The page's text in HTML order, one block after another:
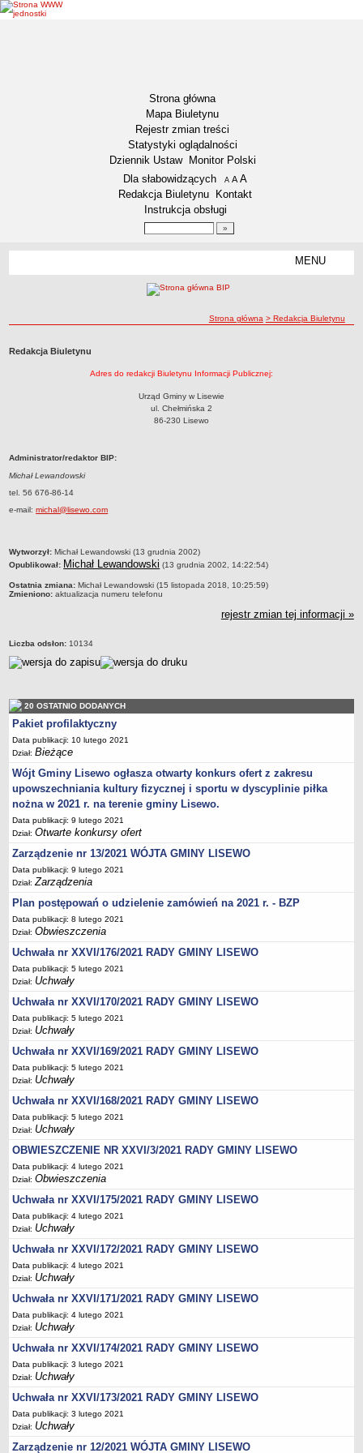
Strona główna
Mapa Biuletynu
Rejestr zmian treści
Statystyki oglądalności
Dziennik Ustaw
Monitor Polski
Menu dodatkowe
Dla słabowidzących A pomniejsz czcionkę
A standardowy rozmiar czcionki
A
Redakcja Biuletynu
Kontakt
Instrukcja obsługi
MENU
INFORMACJA DLA OSÓB NIESŁYSZĄCYCH
Obwieszczenia
Nabory na wolne stanowiska
Dane statystyczne
Strategia rozwoju
Związki i stowarzyszenia
Gminne Spółki
Gminna Komisja Rozwiązywania Problemów Alkoholowych
Raport o stanie Gminy
Rejestr instytucji kultury
Regulamin akcji konkursowej typu krzyżówka
URZĄD GMINY
Wójt
Urząd gminy
Zadania publiczne
Stan zatrudnienia
Ochrona danych osobowych
Klauzule informacyjne
RADA GMINY
Transmisja z obrad
Posiedzenia
Imienny wykaz głosowań radnych
Skład Rady
Projekty uchwał
Uchwały
Uchwały archiwum
Protokoły
Deklaracje
Ogłoszenia
Oświadczenia
Interpelacje
Wzory, druki
Wybory uzupełniające
GOSPODARKA ODPADAMI KOMUNALNYMI
Analiza stanu gospodarki odpadami komunalnymi
OŚWIATA
Sprawozdania
SPRAWY DO ZAŁATWIENIA
Rejestry, ewidencje i archiwa
Elektroniczna Skrzynka Podawcza
Udostępnianie informacji publicznej
Ewidencja ludności i dowody osobiste
Podatki
Zaświadczenia
Pomoc społeczna
Wsparcie dla rodzin z dziećmi
Centralna Ewidencja i Informacja o Działalności Gospodarczej
ścieżka nawigacji
Strona główna > Redakcja Biuletynu
Redakcja Biuletynu
Adres do redakcji Biuletynu Informacji Publicznej:
Urząd Gminy w Lisewie
ul. Chełmińska 2
86-230 Lisewo
Administrator/redaktor BIP:
Michał Lewandowski
tel. 56 676-86-14
e-mail:michal@lisewo.com
metryczka
Wytworzył: Michał Lewandowski (13 grudnia 2002)
Opublikował: Michał Lewandowski (13 grudnia 2002, 14:22:54)
Ostatnia zmiana: Michał Lewandowski (15 listopada 2018, 10:25:59)
Zmieniono: aktualizacja numeru telefonu
rejestr zmian tej informacji »
Liczba odsłon: 10134
20 OSTATNIO DODANYCH
Pakiet profilaktyczny
Data publikacji: 10 lutego 2021
Dział:Bieżące
Wójt Gminy Lisewo ogłasza otwarty konkurs ofert z zakresu
upowszechniania kultury fizycznej i sportu w dyscyplinie piłka
nożna w 2021 r. na terenie gminy Lisewo.
Data publikacji: 9 lutego 2021
Dział:Otwarte konkursy ofert
Zarządzenie nr 13/2021 WÓJTA GMINY LISEWO
Data publikacji: 9 lutego 2021
Dział:Zarządzenia
Plan postępowań o udzielenie zamówień na 2021 r. - BZP
Data publikacji: 8 lutego 2021
Dział:Obwieszczenia
Uchwała nr XXVI/176/2021 RADY GMINY LISEWO
Data publikacji: 5 lutego 2021
Dział: Uchwały
Uchwała nr XXVI/170/2021 RADY GMINY LISEWO
Data publikacji: 5 lutego 2021
Dział: Uchwały
Uchwała nr XXVI/169/2021 RADY GMINY LISEWO
Data publikacji: 5 lutego 2021
Dział: Uchwały
Uchwała nr XXVI/168/2021 RADY GMINY LISEWO
Data publikacji: 5 lutego 2021
Dział: Uchwały
OBWIESZCZENIE NR XXVI/3/2021 RADY GMINY LISEWO
Data publikacji: 4 lutego 2021
Dział:Obwieszczenia
Uchwała nr XXVI/175/2021 RADY GMINY LISEWO
Data publikacji: 4 lutego 2021
Dział: Uchwały
Uchwała nr XXVI/172/2021 RADY GMINY LISEWO
Data publikacji: 4 lutego 2021
Dział: Uchwały
Uchwała nr XXVI/171/2021 RADY GMINY LISEWO
Data publikacji: 4 lutego 2021
Dział: Uchwały
Uchwała nr XXVI/174/2021 RADY GMINY LISEWO
Data publikacji: 3 lutego 2021
Dział: Uchwały
Uchwała nr XXVI/173/2021 RADY GMINY LISEWO
Data publikacji: 3 lutego 2021
Dział: Uchwały
Zarządzenie nr 12/2021 WÓJTA GMINY LISEWO